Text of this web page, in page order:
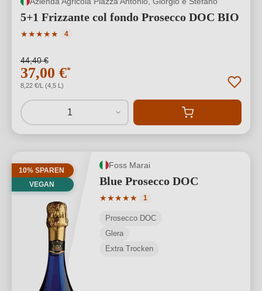
5+1 Frizzante col fondo Prosecco DOC BIO
★★★★★
Durchschnittliche Bewertung von 5 von 5 Sternen
4
44,40 €
37,00 €*
8,22 €/L (4,5 L)
1
10% SPAREN
VEGAN
Foss Marai
Blue Prosecco DOC
★★★★★
Durchschnittliche Bewertung von 5
1
Prosecco DOC
Glera
Extra Trocken